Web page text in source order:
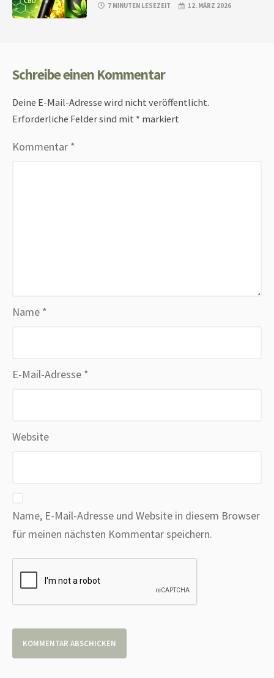
7 MINUTEN LESEZEIT 12. MÄRZ 2026
Schreibe einen Kommentar
Deine E-Mail-Adresse wird nicht veröffentlicht.
Erforderliche Felder sind mit * markiert
Kommentar *
Name *
E-Mail-Adresse *
Website
Name, E-Mail-Adresse und Website in diesem Browser
für meinen nächsten Kommentar speichern.